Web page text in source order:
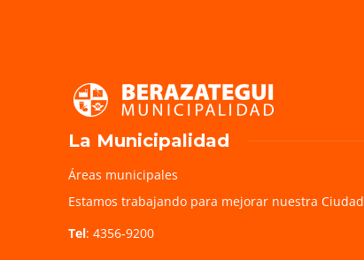
La Municipalidad
Áreas municipales
Estamos trabajando para mejorar nuestra Ciudad
Tel: 4356-9200